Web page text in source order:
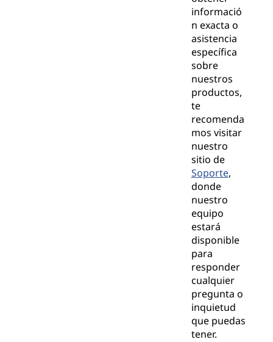
informació
n exacta o
asistencia
específica
sobre
nuestros
productos,
te
recomenda
mos visitar
nuestro
sitio de
Soporte,
donde
nuestro
equipo
estará
disponible
para
responder
cualquier
pregunta o
inquietud
que puedas
tener.